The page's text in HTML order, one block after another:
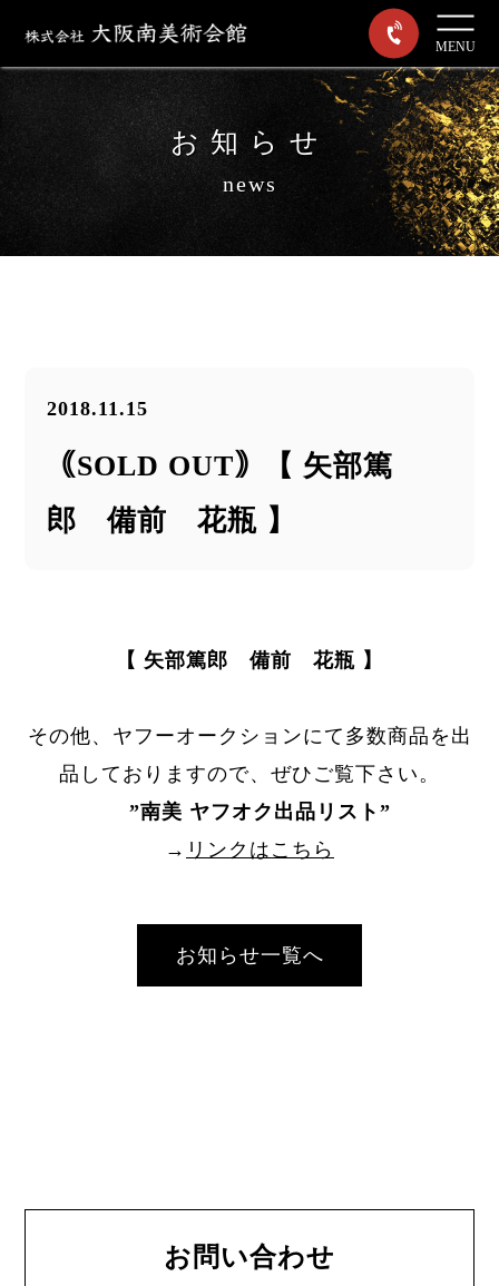
MENU
お知らせ
news
2018.11.15
｟SOLD OUT｠【 矢部篤
郎 備前 花瓶 】
【 矢部篤郎 備前 花瓶 】
その他、ヤフーオークションにて多数商品を出
品しておりますので、ぜひご覧下さい。
”南美 ヤフオク出品リスト ”
→ リンクはこちら
お知らせ一覧へ
お問い合わせ